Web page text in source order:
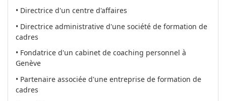
• Directrice d'un centre d'affaires
• Directrice administrative d'une société de formation de
cadres
• Fondatrice d'un cabinet de coaching personnel à
Genève
• Partenaire associée d'une entreprise de formation de
cadres